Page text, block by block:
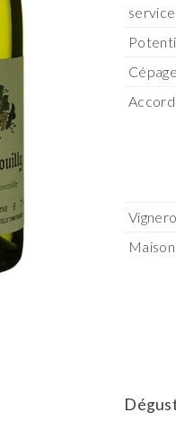
service
Maison